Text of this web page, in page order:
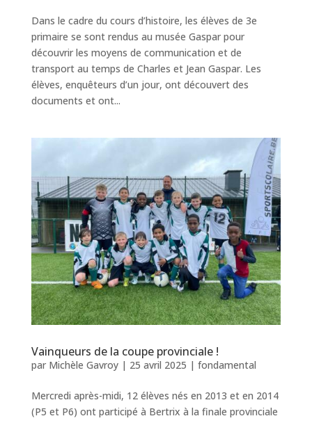
Dans le cadre du cours d’histoire, les élèves de 3e
primaire se sont rendus au musée Gaspar pour
découvrir les moyens de communication et de
transport au temps de Charles et Jean Gaspar. Les
élèves, enquêteurs d’un jour, ont découvert des
documents et ont...
Vainqueurs de la coupe provinciale !
par Michèle Gavroy| 25 avril 2025 | fondamental
Mercredi après-midi, 12 élèves nés en 2013 et en 2014
(P5 et P6) ont participé à Bertrix à la finale provinciale